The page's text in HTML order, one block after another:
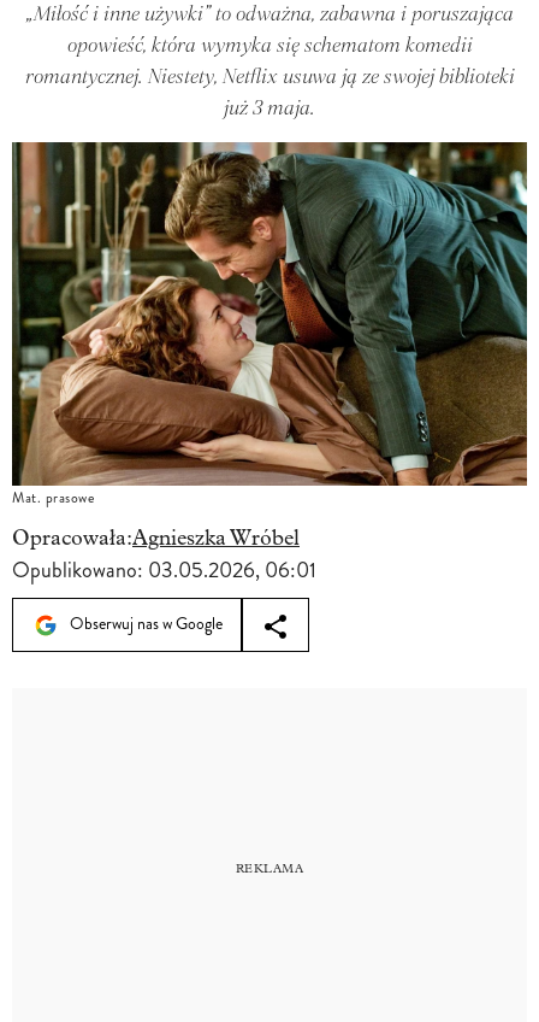
„Miłość i inne używki” to odważna, zabawna i poruszająca
opowieść, która wymyka się schematom komedii
romantycznej. Niestety, Netflix usuwa ją ze swojej biblioteki
już 3 maja.
Mat. prasowe
Opracowała:Agnieszka Wróbel
Opublikowano: 03.05.2026, 06:01
Obserwuj nas w Google